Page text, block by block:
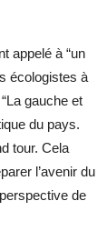
appelé à “un
écologistes à
gauche et
du pays.
tour. Cela
l’avenir du
de